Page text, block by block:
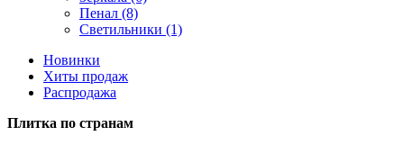
Пенал (8)
Светильники (1)
Новинки
Хиты продаж
Распродажа
Плитка по странам